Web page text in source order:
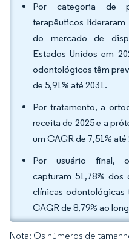
Por categoria de
terapêuticos
do mercado de
Estados Unidos em
odontológicos têm
de 5,91% até 2031.
Por tratamento, a
receita de 2025 e a
um CAGR de 7,51% até
Por usuário final,
capturam 51,78% dos
clínicas odontológicas
CAGR de 8,79% ao
Nota: Os números de